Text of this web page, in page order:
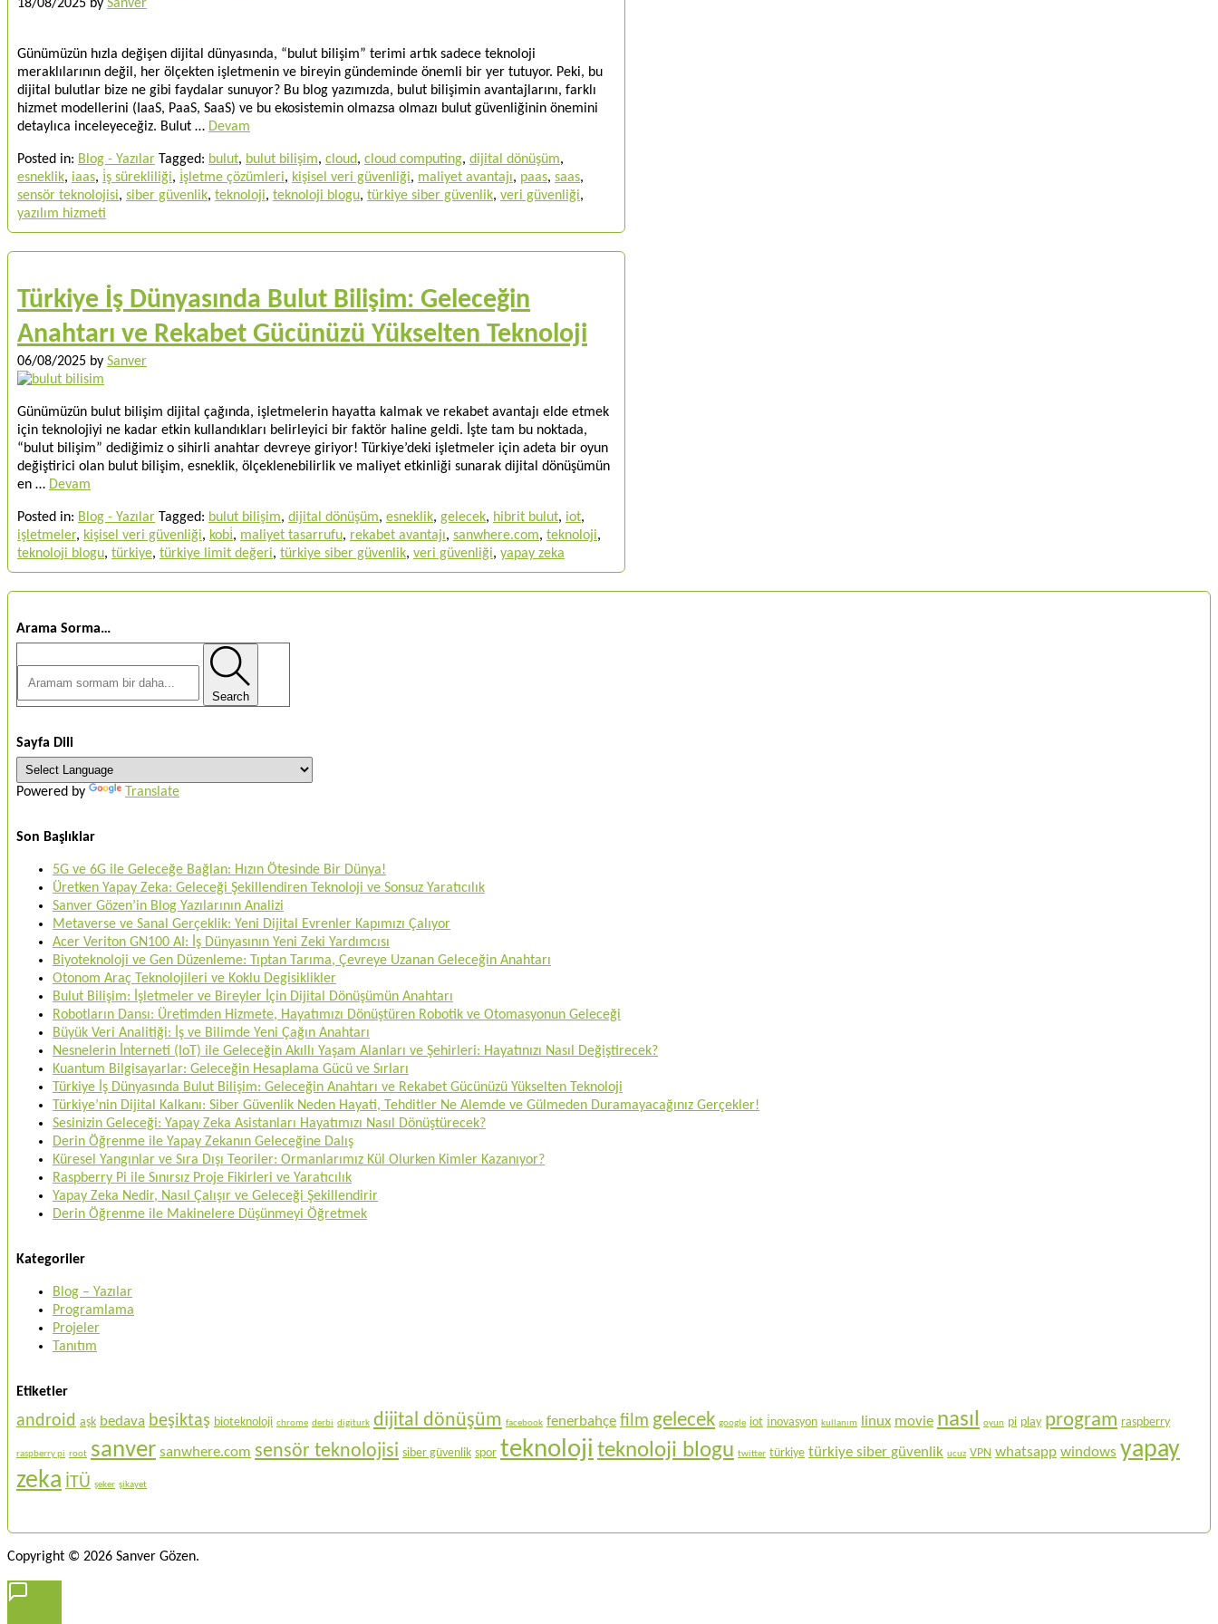
18/08/2025 by Sanver
Günümüzün hızla değişen dijital dünyasında, “bulut bilişim” terimi artık sadece teknoloji
meraklılarının değil, her ölçekten işletmenin ve bireyin gündeminde önemli bir yer tutuyor. Peki, bu
dijital bulutlar bize ne gibi faydalar sunuyor? Bu blog yazımızda, bulut bilişimin avantajlarını, farklı
hizmet modellerini (IaaS, PaaS, SaaS) ve bu ekosistemin olmazsa olmazı bulut güvenliğinin önemini
detaylıca inceleyeceğiz. Bulut … Devam
Posted in: Blog - Yazılar Tagged: bulut, bulut bilişim, cloud, cloud computing, dijital dönüşüm,
esneklik, iaas, i̇ş sürekliliği, i̇şletme çözümleri, kişisel veri güvenliği, maliyet avantajı, paas, saas,
sensör teknolojisi, siber güvenlik, teknoloji, teknoloji blogu, türkiye siber güvenlik, veri güvenliği,
yazılım hizmeti
Türkiye İş Dünyasında Bulut Bilişim: Geleceğin
Anahtarı ve Rekabet Gücünüzü Yükselten Teknoloji
06/08/2025 by Sanver
Günümüzün bulut bilişim dijital çağında, işletmelerin hayatta kalmak ve rekabet avantajı elde etmek
için teknolojiyi ne kadar etkin kullandıkları belirleyici bir faktör haline geldi. İşte tam bu noktada,
“bulut bilişim” dediğimiz o sihirli anahtar devreye giriyor! Türkiye’deki işletmeler için adeta bir oyun
değiştirici olan bulut bilişim, esneklik, ölçeklenebilirlik ve maliyet etkinliği sunarak dijital dönüşümün
en … Devam
Posted in: Blog - Yazılar Tagged: bulut bilişim, dijital dönüşüm, esneklik, gelecek, hibrit bulut, iot,
işletmeler, kişisel veri güvenliği, kobi̇, maliyet tasarrufu, rekabet avantajı, sanwhere.com, teknoloji,
teknoloji blogu, türkiye, türkiye limit değeri, türkiye siber güvenlik, veri güvenliği, yapay zeka
Arama Sorma…
Search
Sayfa Dili
Powered by Translate
Son Başlıklar
5G ve 6G ile Geleceğe Bağlan: Hızın Ötesinde Bir Dünya!
Üretken Yapay Zeka: Geleceği Şekillendiren Teknoloji ve Sonsuz Yaratıcılık
Sanver Gözen’in Blog Yazılarının Analizi
Metaverse ve Sanal Gerçeklik: Yeni Dijital Evrenler Kapımızı Çalıyor
Acer Veriton GN100 AI: İş Dünyasının Yeni Zeki Yardımcısı
Biyoteknoloji ve Gen Düzenleme: Tıptan Tarıma, Çevreye Uzanan Geleceğin Anahtarı
Otonom Araç Teknolojileri ve Koklu Degisiklikler
Bulut Bilişim: İşletmeler ve Bireyler İçin Dijital Dönüşümün Anahtarı
Robotların Dansı: Üretimden Hizmete, Hayatımızı Dönüştüren Robotik ve Otomasyonun Geleceği
Büyük Veri Analitiği: İş ve Bilimde Yeni Çağın Anahtarı
Nesnelerin İnterneti (IoT) ile Geleceğin Akıllı Yaşam Alanları ve Şehirleri: Hayatınızı Nasıl Değiştirecek?
Kuantum Bilgisayarlar: Geleceğin Hesaplama Gücü ve Sırları
Türkiye İş Dünyasında Bulut Bilişim: Geleceğin Anahtarı ve Rekabet Gücünüzü Yükselten Teknoloji
Türkiye’nin Dijital Kalkanı: Siber Güvenlik Neden Hayati, Tehditler Ne Alemde ve Gülmeden Duramayacağınız Gerçekler!
Sesinizin Geleceği: Yapay Zeka Asistanları Hayatımızı Nasıl Dönüştürecek?
Derin Öğrenme ile Yapay Zekanın Geleceğine Dalış
Küresel Yangınlar ve Sıra Dışı Teoriler: Ormanlarımız Kül Olurken Kimler Kazanıyor?
Raspberry Pi ile Sınırsız Proje Fikirleri ve Yaratıcılık
Yapay Zeka Nedir, Nasıl Çalışır ve Geleceği Şekillendirir
Derin Öğrenme ile Makinelere Düşünmeyi Öğretmek
Kategoriler
Blog – Yazılar
Programlama
Projeler
Tanıtım
Etiketler
android aşk bedava beşiktaş bioteknoloji chrome derbi digiturk dijital dönüşüm facebook fenerbahçe film gelecek google iot i̇novasyon kullanım linux movie nasıl oyun pi play program raspberry
raspberry pi root sanver sanwhere.com sensör teknolojisi siber güvenlik spor teknoloji teknoloji blogu twitter türkiye türkiye siber güvenlik ucuz VPN whatsapp windows yapay
zeka İTÜ şeker şikayet
Copyright © 2026 Sanver Gözen.